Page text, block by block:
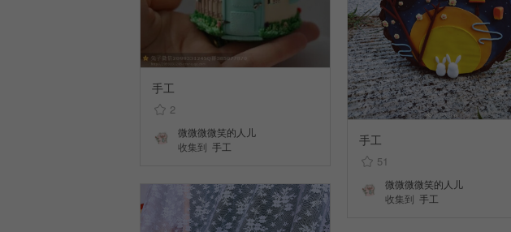
手工
2
微微微微笑的人儿
收集到 手工 手工
51
微微微微笑的人儿
收集到 手工